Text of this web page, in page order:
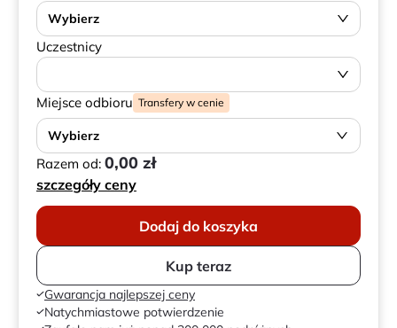
Wybierz
Uczestnicy
Miejsce odbioru Transfery w cenie
Wybierz
Razem od: 0,00 zł
szczegóły ceny
Dodaj do koszyka
Kup teraz
Gwarancja najlepszej ceny
Natychmiastowe potwierdzenie